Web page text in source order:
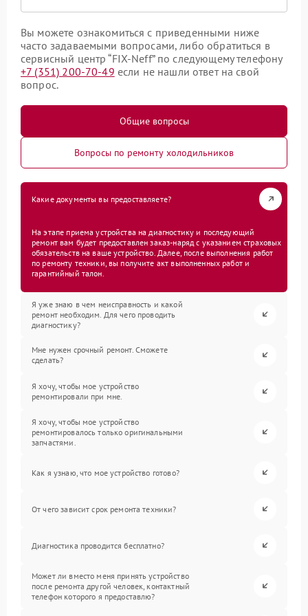
Вы можете ознакомиться с приведенными ниже
часто задаваемыми вопросами, либо обратиться в
сервисный центр “FIX-Neff” по следующему телефону
+7 (351) 200-70-49 если не нашли ответ на свой
вопрос.
Общие вопросы
Вопросы по ремонту холодильников
Какие документы вы предоставляете?
На этапе приема устройства на диагностику и последующий
ремонт вам будет предоставлен заказ-наряд с указанием страховых
обязательств на ваше устройство. Далее, после выполнения работ
по ремонту техники, вы получите акт выполненных работ и
гарантийный талон.
Я уже знаю в чем неисправность и какой
ремонт необходим. Для чего проводить
диагностику?
Мне нужен срочный ремонт. Сможете
сделать?
Я хочу, чтобы мое устройство
ремонтировали при мне.
Я хочу, чтобы мое устройство
ремонтировалось только оригинальными
запчастями.
Как я узнаю, что мое устройство готово?
От чего зависит срок ремонта техники?
Диагностика проводится бесплатно?
Может ли вместо меня принять устройство
после ремонта другой человек, контактный
телефон которого я предоставлю?